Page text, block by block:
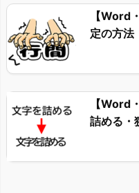
【Word
定の方法
【Word
詰める・